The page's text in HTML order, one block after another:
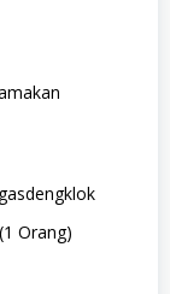
Orang)